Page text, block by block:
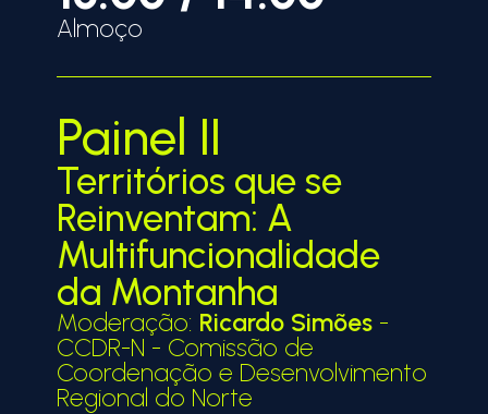
Almoço
Painel II
Territórios que se
Reinventam: A
Multifuncionalidade
da Montanha
Moderação: Ricardo Simões -
CCDR-N - Comissão de
Coordenação e Desenvolvimento
Regional do Norte